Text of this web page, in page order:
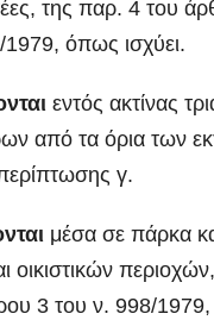
της παρ. 4 του
όπως ισχύει.
εντός ακτίνας
από τα όρια των
γ.
μέσα σε πάρκα
οικιστικών
3 του ν. 998/1979,